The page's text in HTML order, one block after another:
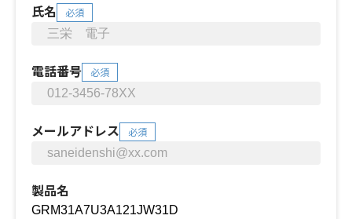
氏名 必須
電話番号 必須
メールアドレス 必須
製品名